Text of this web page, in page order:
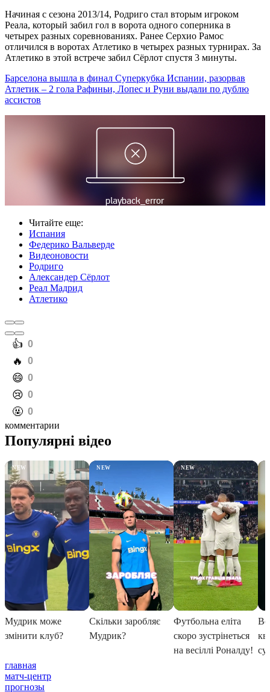
Начиная с сезона 2013/14, Родриго стал вторым игроком
Реала, который забил гол в ворота одного соперника в
четырех разных соревнованиях. Ранее Серхио Рамос
отличился в воротах Атлетико в четырех разных турнирах. За
Атлетико в этой встрече забил Сёрлот спустя 3 минуты.
Барселона вышла в финал Суперкубка Испании, разорвав
Атлетик – 2 гола Рафиньи, Лопес и Руни выдали по дублю
ассистов
Читайте еще:
Испания
Федерико Вальверде
Видеоновости
Родриго
Александер Сёрлот
Реал Мадрид
Атлетико
️👍 0
️🔥 0
️😄 0
️😢 0
️🤬 0
комментарии
главная
матч-центр
прогнозы